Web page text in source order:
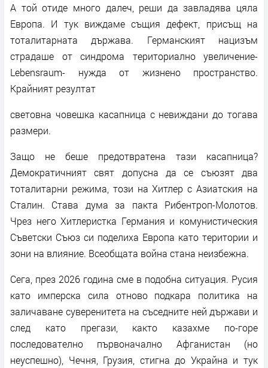
А той отиде много далеч, реши да завладява цяла
Европа. И тук виждаме същия дефект, присъщ на
тоталитарната държава. Германският нацизъм
страдаше от синдрома териториално увеличение-
Lebensraum- нужда от жизнено пространство.
Крайният резултат
световна човешка касапница с невиждани до тогава
размери.
Защо не беше предотвратена тази касапница?
Демократичният свят допусна да се съюзят два
тоталитарни режима, този на Хитлер с Азиатския на
Сталин. Става дума за пакта Рибентроп-Молотов.
Чрез него Хитлеристка Германия и комунистическия
Съветски Съюз си поделиха Европа като територии и
зони на влияние. Всеобщата война стана неизбежна.
Сега, през 2026 година сме в подобна ситуация. Русия
като имперска сила отново подкара политика на
заличаване суверенитета на съседните ней държави и
след като прегази, както казахме по-горе
последователно първоначално Афганистан (но
неуспешно), Чечня, Грузия, стигна до Украйна и тук